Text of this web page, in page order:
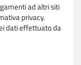
ad altri siti
privacy.
dati effettuato da